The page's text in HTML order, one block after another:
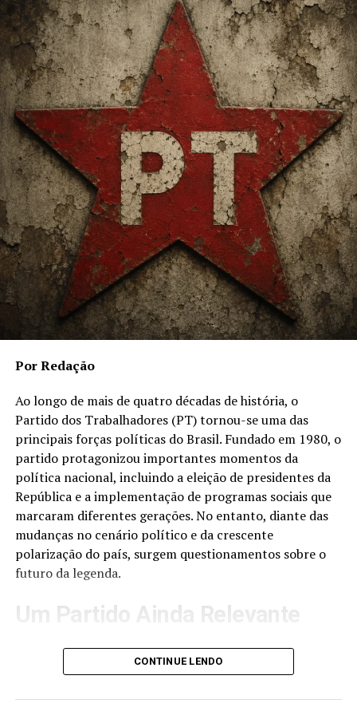
se o MEI foi excluído ou se tem algum tipo de restrição,
como a consultoria on-line brasileiraIMEI Federal. Com
mais de 100 mil clientes já atendidos, a plataforma atua
como uma consultoria para o Microempreendedor
Individual (MEI), para controle e aconselhamento
jurídico relacionados.
Nos últimos tempos, com o desenquadramento do MEI,
a empresa buscou maneiras de colaborar com o
microempreendedor, criando uma área gratuita para
consultar pendências. A consultora Patrícia Leal conta
que “Dados analisados noIMEI Federalmostram que, 9 a
cada 10 pessoas que buscamconsultar pendênciasdo
MEI possuem dívidas ativas”.
além das dívidas, é de extrema importância, já que caso
haja a necessidade de encerrar o MEI, os déficits passam
para o CPF do responsável, que pode ser cancelado e
Por Redação
Ao longo de mais de quatro décadas de história, o
Partido dos Trabalhadores (PT) tornou-se uma das
principais forças políticas do Brasil. Fundado em 1980, o
partido protagonizou importantes momentos da
política nacional, incluindo a eleição de presidentes da
República e a implementação de programas sociais que
marcaram diferentes gerações. No entanto, diante das
mudanças no cenário político e da crescente
polarização do país, surgem questionamentos sobre o
futuro da legenda.
Um Partido Ainda Relevante
Apesar das críticas e desafios enfrentados nos últimos
anos, o PT continua sendo uma das maiores
presença nacional, possui representantes no Congresso
CONTINUE LENDO